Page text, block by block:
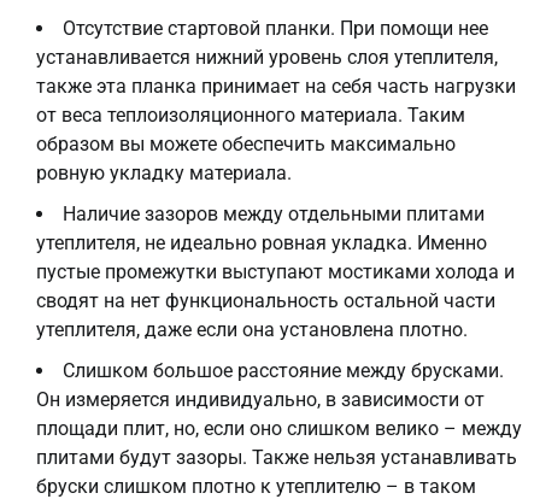
Отсутствие стартовой планки. При помощи нее
устанавливается нижний уровень слоя утеплителя,
также эта планка принимает на себя часть нагрузки
от веса теплоизоляционного материала. Таким
образом вы можете обеспечить максимально
ровную укладку материала.
Наличие зазоров между отдельными плитами
утеплителя, не идеально ровная укладка. Именно
пустые промежутки выступают мостиками холода и
сводят на нет функциональность остальной части
утеплителя, даже если она установлена плотно.
Слишком большое расстояние между брусками.
Он измеряется индивидуально, в зависимости от
площади плит, но, если оно слишком велико – между
плитами будут зазоры. Также нельзя устанавливать
бруски слишком плотно к утеплителю – в таком